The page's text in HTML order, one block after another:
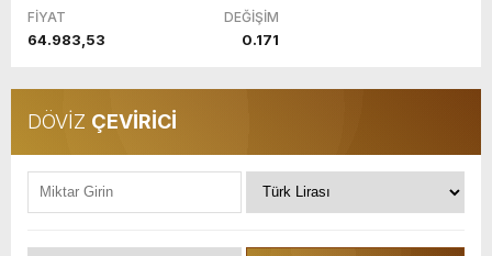
FİYAT DEĞİŞİM
64.983,53 0.171
DÖVİZ ÇEVİRİCİ